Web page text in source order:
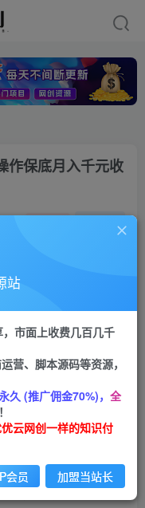
作保底月入千元收
私信
99
购买，可保存购买订单
站
市面上收费几百几千
营、脚本源码等资源，
久 (推广佣金70%)， 全
云网创一样的知识付
会员 加盟当站长